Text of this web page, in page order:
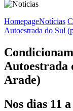
HomepageNotícias
Autoestrada do Sul
Autoestrada
Arade)
Nos dias 11